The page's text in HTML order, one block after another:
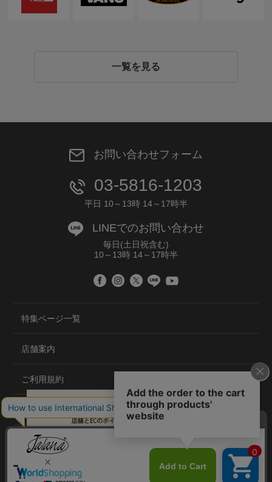
一覧を見る
お問い合わせフォーム
03-5816-1203
平日 10～13時 14～17時半
LINEでのお問い合わせ
毎日(土日祝含む)
10～13時 14～17時半
特集ページ一覧
店舗案内
ご利用規約
プライバシーポリシー
特定商取引法について
会社概要